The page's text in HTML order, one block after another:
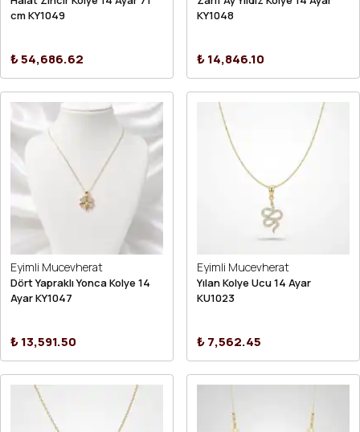
cm KY1049
₺ 54,686.62
KY1048
₺ 14,846.10
Eyimli Mucevherat
Dört Yapraklı Yonca Kolye 14
Ayar KY1047
₺ 13,591.50
Eyimli Mucevherat
Yılan Kolye Ucu 14 Ayar
KU1023
₺ 7,562.45